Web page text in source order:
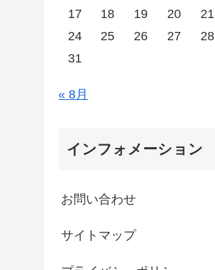
17
18 19 20 21
24
25 26 27 28
31
« 8月
インフォメーション
お問い合わせ
サイトマップ